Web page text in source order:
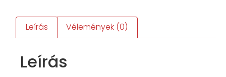
Leírás Vélemények (0)
Leírás